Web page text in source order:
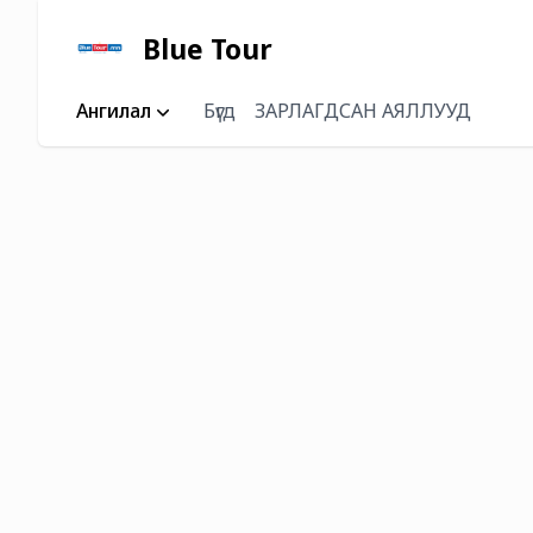
Blue Tour
Ангилал Бүгд ЗАРЛАГДСАН АЯЛЛУУД